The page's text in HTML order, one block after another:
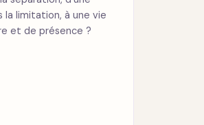
la limitation, à une vie
et de présence ?